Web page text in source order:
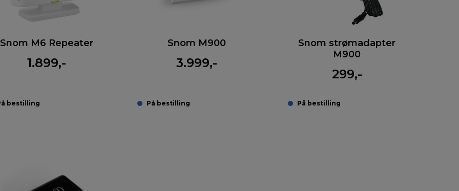
Snom M6 Repeater
1.899,-
bestilling
Snom M900
3.999,-
På bestilling
Snom strømadapter
M900
299,-
På bestilling